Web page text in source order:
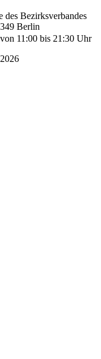
des Bezirksverbandes
Berlin
von 11:00 bis 21:30 Uhr